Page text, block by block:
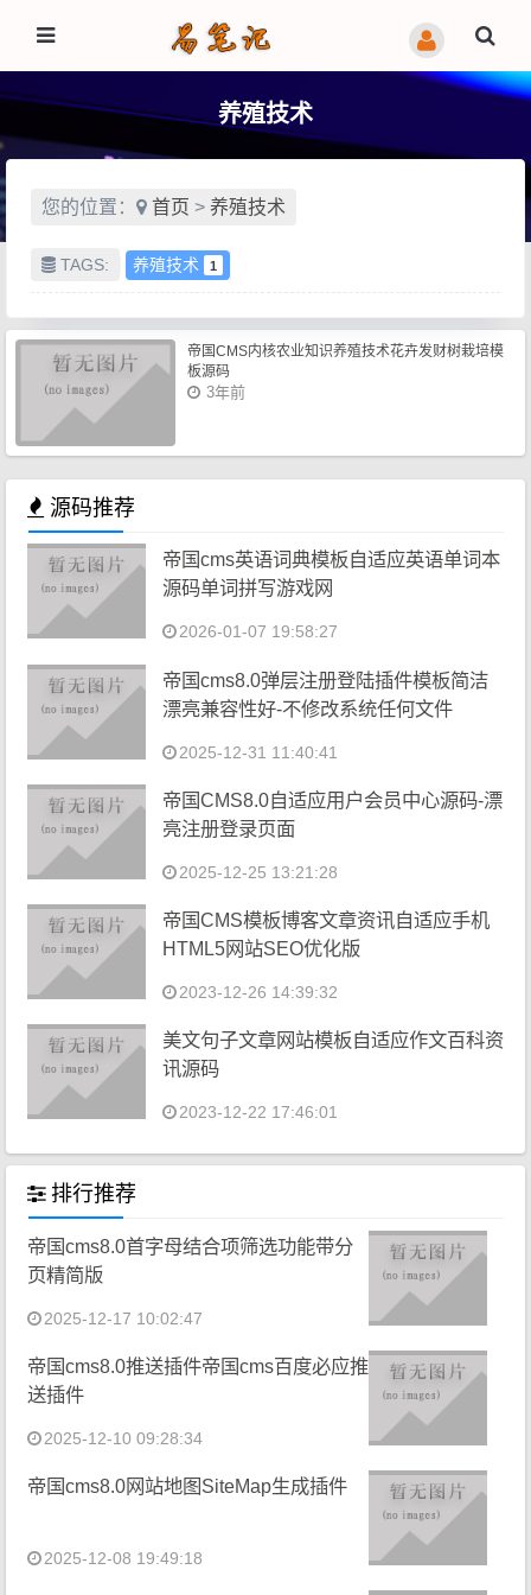
养殖技术
您的位置： 首页 > 养殖技术
TAGS: 养殖技术 1
帝国CMS内核农业知识养殖技术花卉发财树栽培模
板源码
3年前
源码推荐
帝国cms英语词典模板自适应英语单词本
源码单词拼写游戏网
2026-01-07 19:58:27
帝国cms8.0弹层注册登陆插件模板简洁
漂亮兼容性好-不修改系统任何文件
2025-12-31 11:40:41
帝国CMS8.0自适应用户会员中心源码-漂
亮注册登录页面
2025-12-25 13:21:28
帝国CMS模板博客文章资讯自适应手机
HTML5网站SEO优化版
2023-12-26 14:39:32
美文句子文章网站模板自适应作文百科资
讯源码
2023-12-22 17:46:01
排行推荐
帝国cms8.0首字母结合项筛选功能带分
页精简版
2025-12-17 10:02:47
帝国cms8.0推送插件帝国cms百度必应推
送插件
2025-12-10 09:28:34
帝国cms8.0网站地图SiteMap生成插件
2025-12-08 19:49:18